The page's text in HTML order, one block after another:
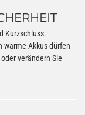
Kurzschluss.
warme Akkus dürfen
verändern Sie